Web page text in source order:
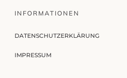
INFORMATIONEN
DATENSCHUTZERKLÄRUNG
IMPRESSUM